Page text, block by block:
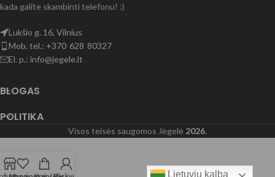
kada galite skambinti telefonu! :)
Lukšio g. 16, Vilnius
Mob. tel.: +370 628 80327
El. p.: info@jegele.lt
BLOGAS
POLITIKA
Visos teisės saugomos Jėgelė 2026.
Lietuvių kalba